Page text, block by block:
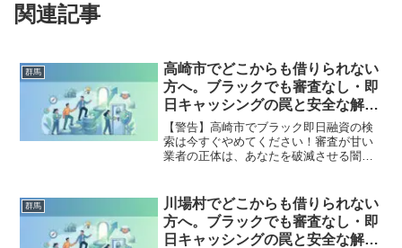
関連記事
群馬
高崎市でどこからも借りられない
方へ。ブラックでも審査なし・即
日キャッシングの罠と安全な解決
策
【警告】高崎市でブラック即日融資の検
索は今すぐやめてください！審査が甘い
業者の正体は、あなたを破滅させる闇金
市で違法業者を避け、借金地獄から抜け
出した方々の実体験と確実な解決策を完
全公開。
群馬
川場村でどこからも借りられない
方へ。ブラックでも審査なし・即
日キャッシングの罠と安全な解決